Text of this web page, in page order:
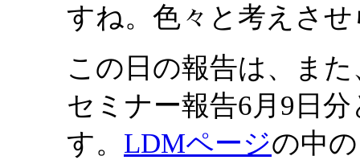
すね。色々と考えさ
この日の報告は、ま
セミナー報告6月9日
す。 LDMページの中